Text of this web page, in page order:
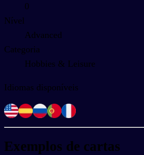
0
Nível
Advanced
Categoria
Hobbies & Leisure
Idiomas disponíveis
Exemplos de cartas